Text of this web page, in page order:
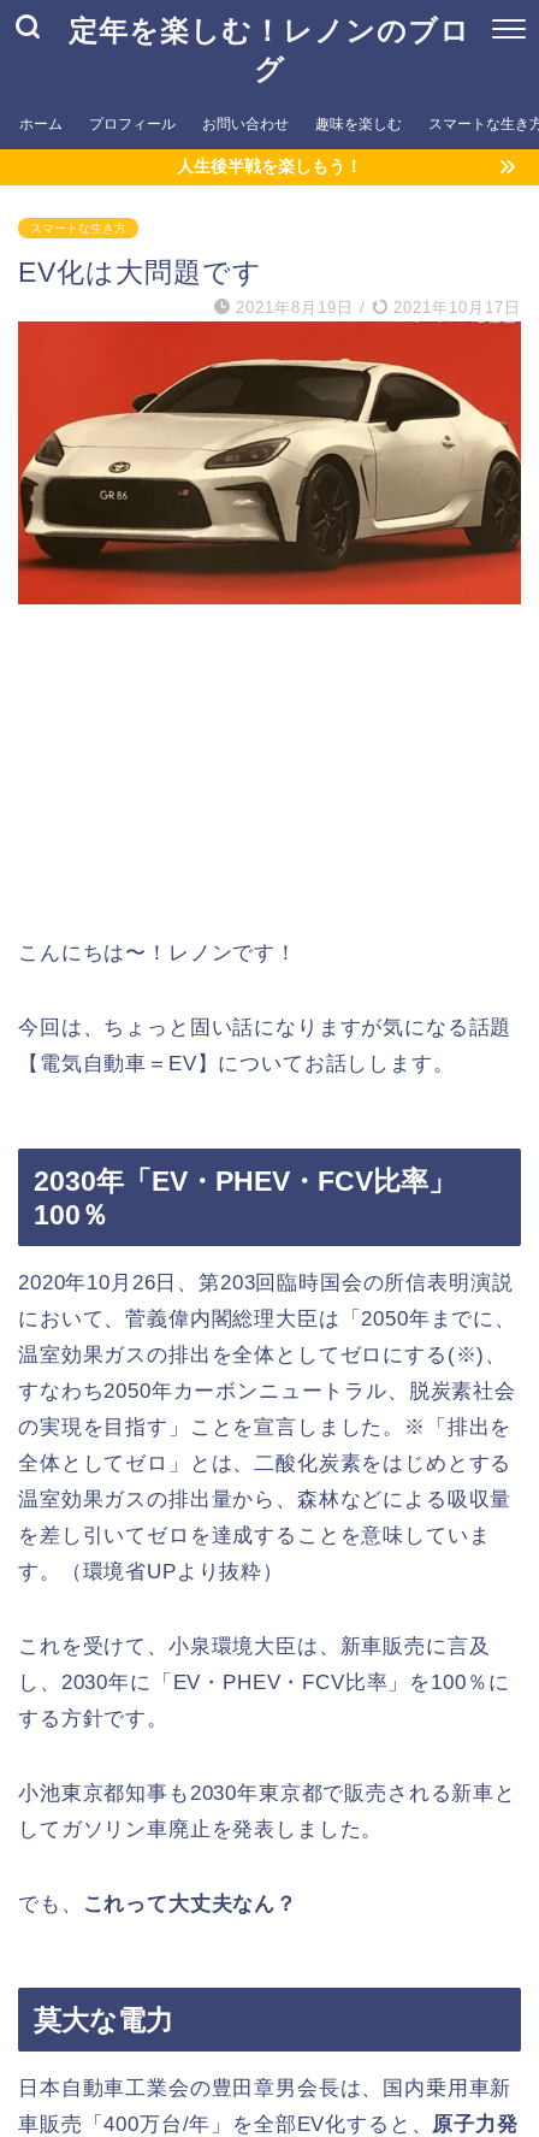
定年を楽しむ！レノンのブロ
グ
ホーム プロフィール お問い合わせ 趣味を楽しむ スマートな生き
人生後半戦を楽しもう！
スマートな生き方
EV化は大問題です
2021年8月19日 / 2021年10月17日
こんにちは〜！レノンです！
今回は、ちょっと固い話になりますが気になる話題
【電気自動車＝EV】についてお話しします。
2030年「EV・PHEV・FCV比率」
100％
2020年10月26日、第203回臨時国会の所信表明演説
において、菅義偉内閣総理大臣は「2050年までに、
温室効果ガスの排出を全体としてゼロにする(※)、
すなわち2050年カーボンニュートラル、脱炭素社会
の実現を目指す」ことを宣言しました。※「排出を
全体としてゼロ」とは、二酸化炭素をはじめとする
温室効果ガスの排出量から、森林などによる吸収量
を差し引いてゼロを達成することを意味していま
す。（環境省UPより抜粋）
これを受けて、小泉環境大臣は、新車販売に言及
し、2030年に「EV・PHEV・FCV比率」を100％に
する方針です。
小池東京都知事も2030年東京都で販売される新車と
して ガソリン車廃止を発表しました。
でも、 これって大丈夫なん？
莫大な電力
日本自動車工業会の豊田章男会長は、国内乗用車新
車販売「400万台/年」を全部EV化すると、 原子力発